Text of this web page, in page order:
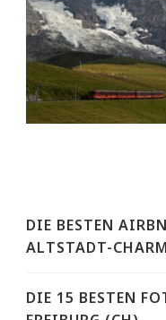
DIE BESTEN
ALTSTADT-
DIE 15 BESTEN